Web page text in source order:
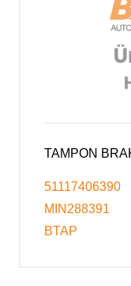
TAMPON
51117406390
MIN288391
BTAP